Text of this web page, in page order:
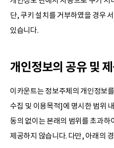
단, 쿠키 설치를 거부하였을 경우
있습니다.
개인정보의 공유 및
이카운트는 정보주체의 개인정보
수집 및 이용목적]에 명시한 범위
동의 없이는 본래의 범위를 초과하
제공하지 않습니다. 다만, 아래의